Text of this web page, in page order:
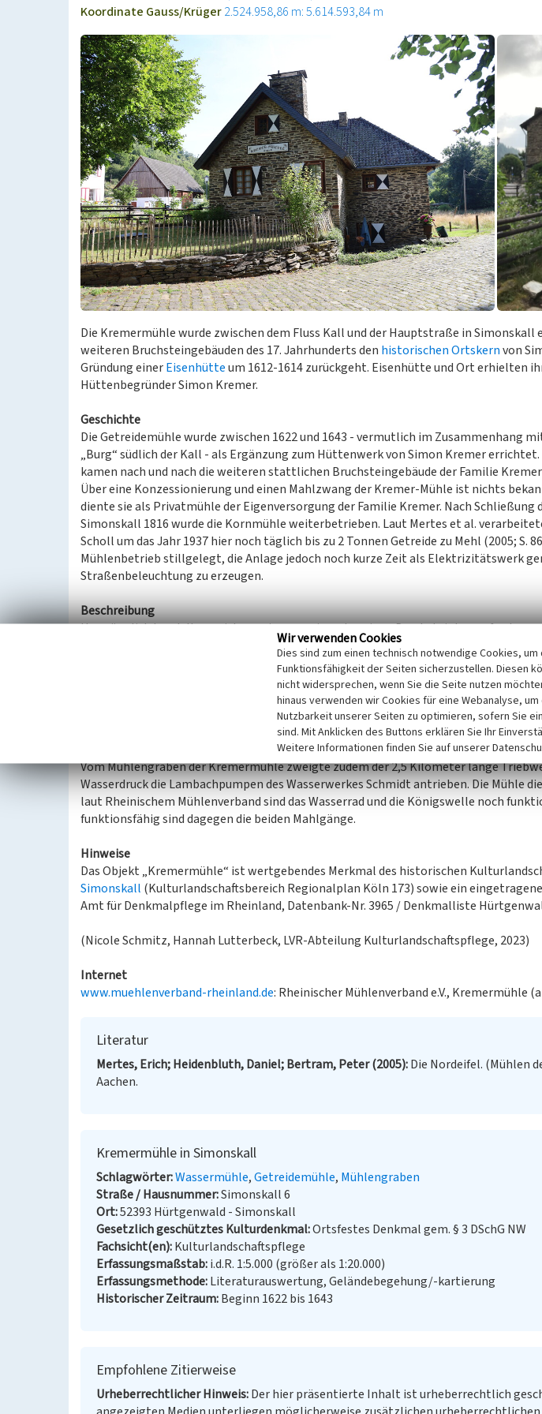
Koordinate Gauss/Krüger2.524.958,86 m: 5.614.593,84 m
Die Kremermühle wurde zwischen dem Fluss Kall und der Hauptstraße in
weiteren Bruchsteingebäuden des 17. Jahrhunderts den historischen Ortskernvon
Gründung einerEisenhütteum 1612-1614 zurückgeht. Eisenhütte und Ort erhielten
Hüttenbegründer Simon Kremer.
Geschichte
Die Getreidemühle wurde zwischen 1622 und 1643 - vermutlich im Zusammenhang
„Burg“ südlich der Kall - als Ergänzung zum Hüttenwerk von Simon Kremer
kamen nach und nach die weiteren stattlichen Bruchsteingebäude der Familie
Über eine Konzessionierung und einen Mahlzwang der Kremer-Mühle ist nichts
diente sie als Privatmühle der Eigenversorgung der Familie Kremer. Nach Schließung
Simonskall 1816 wurde die Kornmühle weiterbetrieben. Laut Mertes et al.
Scholl um das Jahr 1937 hier noch täglich bis zu 2 Tonnen Getreide zu Mehl (2005; S.
Mühlenbetrieb stillgelegt, die Anlage jedoch noch kurze Zeit als Elektrizitätswerk
Straßenbeleuchtung zu erzeugen.
Beschreibung
Ursprünglich handelte es sich um einen zweigeschossigen Bruchsteinbau auf nahezu
mit Walmdach. Beim Umbau zum Wohnhaus um das Jahr 1990 wurde das Gebäude um
Satteldach ergänzt. Der Antrieb erfolgte über ein oberschlächtiges Wasserrad,
Teile des aus Bruchstein gemauerten Obergrabens sind auf dem Mühlengrundstück
wurde am westlichen Ortseingang von der Kall abgeleitet und führte parallel zur
Betriebswasser zu. Heute ist er in Teilen unterirdisch verrohrt. Der Untergraben
schwach auf dem östlich an die Mühle anschließenden Gelände ab.
Vom Mühlengraben der Kremermühle zweigte zudem der 2,5 Kilometer lange
Wasserdruck die Lambachpumpen des Wasserwerkes Schmidt antrieben. Die Mühle
laut Rheinischem Mühlenverband sind das Wasserrad und die Königswelle noch
funktionsfähig sind dagegen die beiden Mahlgänge.
Hinweise
Das Objekt „Kremermühle“ ist wertgebendes Merkmal des historischen
Simonskall (Kulturlandschaftsbereich Regionalplan Köln 173) sowie ein
Amt für Denkmalpflege im Rheinland, Datenbank-Nr. 3965 / Denkmalliste
(Nicole Schmitz, Hannah Lutterbeck, LVR-Abteilung Kulturlandschaftspflege, 2023)
Internet
www.muehlenverband-rheinland.de: Rheinischer Mühlenverband e.V., Kremermühle
Literatur
Mertes, Erich; Heidenbluth, Daniel; Bertram, Peter (2005) Die Nordeifel. (Mühlen
Aachen.
Kremermühle in Simonskall
Schlagwörter Wassermühle Getreidemühle Mühlengraben
Straße / Hausnummer Simonskall 6
Ort 52393 Hürtgenwald - Simonskall
Gesetzlich geschütztes Kulturdenkmal Ortsfestes Denkmal gem. § 3 DSchG NW
Fachsicht(en) Kulturlandschaftspflege
Erfassungsmaßstab i.d.R. 1:5.000 (größer als 1:20.000)
Erfassungsmethode Literaturauswertung, Geländebegehung/-kartierung
Historischer Zeitraum Beginn 1622 bis 1643
Empfohlene Zitierweise
Urheberrechtlicher Hinweis Der hier präsentierte Inhalt ist urheberrechtlich
Wir verwenden Cookies
Dies sind zum einen technisch notwendige Cookies, um
Funktionsfähigkeit der Seiten sicherzustellen. Diesen
nicht widersprechen, wenn Sie die Seite nutzen
hinaus verwenden wir Cookies für eine Webanalyse, um
Nutzbarkeit unserer Seiten zu optimieren, sofern Sie
sind. Mit Anklicken des Buttons erklären Sie Ihr
Weitere Informationen finden Sie auf unserer